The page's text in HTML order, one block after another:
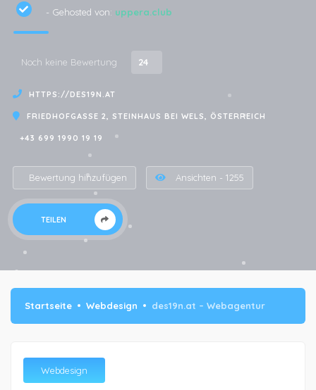
- Gehosted von: uppera.club
Noch keine Bewertung 24
HTTPS://DES19N.AT
FRIEDHOFGASSE 2, STEINHAUS BEI WELS, ÖSTERREICH
+43 699 1990 19 19
Bewertung hinzufügen Ansichten - 1255
TEILEN
Startseite Webdesign des19n.at – Webagentur
Webdesign